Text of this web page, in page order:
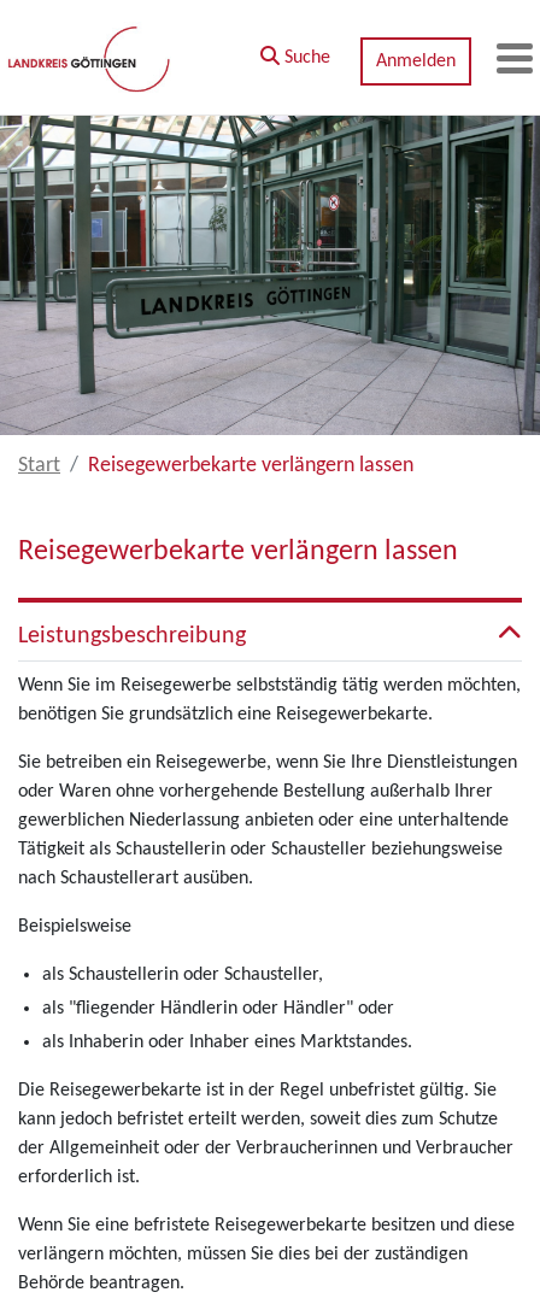
Zum Hauptinhalt springen
Suche Anmelden
Start Reisegewerbekarte verlängern lassen
Reisegewerbekarte verlängern lassen
Leistungsbeschreibung
Wenn Sie im Reisegewerbe selbstständig tätig werden möchten,
benötigen Sie grundsätzlich eine Reisegewerbekarte.
Sie betreiben ein Reisegewerbe, wenn Sie Ihre Dienstleistungen
oder Waren ohne vorhergehende Bestellung außerhalb Ihrer
gewerblichen Niederlassung anbieten oder eine unterhaltende
Tätigkeit als Schaustellerin oder Schausteller beziehungsweise
nach Schaustellerart ausüben.
Beispielsweise
als Schaustellerin oder Schausteller,
als "fliegender Händlerin oder Händler" oder
als Inhaberin oder Inhaber eines Marktstandes.
Die Reisegewerbekarte ist in der Regel unbefristet gültig. Sie
kann jedoch befristet erteilt werden, soweit dies zum Schutze
der Allgemeinheit oder der Verbraucherinnen und Verbraucher
erforderlich ist.
Wenn Sie eine befristete Reisegewerbekarte besitzen und diese
verlängern möchten, müssen Sie dies bei der zuständigen
Behörde beantragen.